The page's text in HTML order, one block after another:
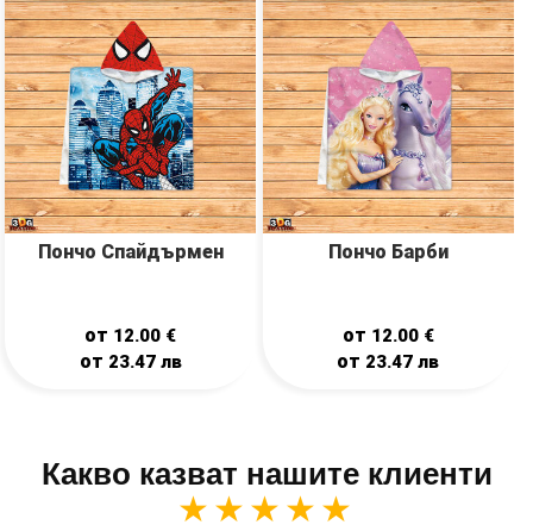
Пончо Спайдърмен
от 12.00 €
от 23.47 лв
Пончо Барби
от 12.00 €
от 23.47лв
Какво казват нашите клиенти
★★★★★